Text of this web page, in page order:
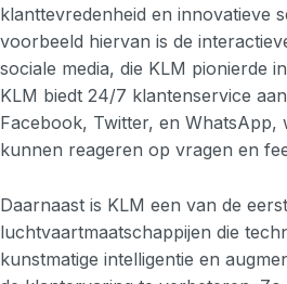
klanttevredenheid en innovatieve
voorbeeld hiervan is de
sociale media, die KLM pionierde
KLM biedt 24/7 klantenservice
Facebook, Twitter, en WhatsApp,
kunnen reageren op vragen en
Daarnaast is KLM een van de
luchtvaartmaatschappijen die
kunstmatige intelligentie en